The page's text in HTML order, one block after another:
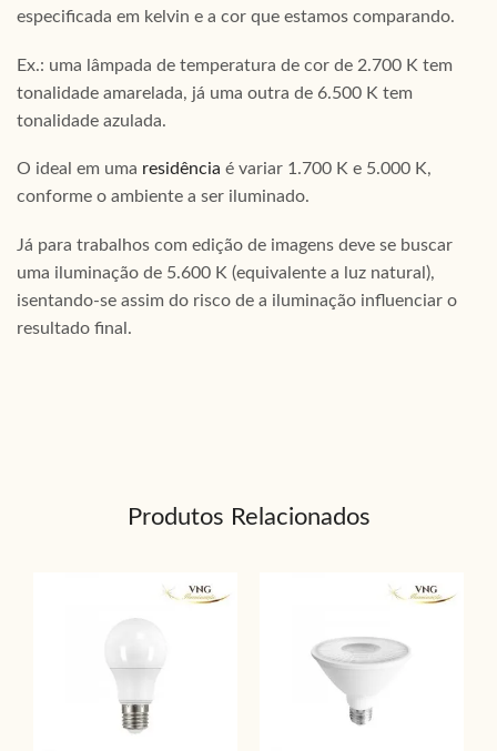
especificada em kelvin e a cor que estamos comparando.
Ex.: uma lâmpada de temperatura de cor de 2.700 K tem
tonalidade amarelada, já uma outra de 6.500 K tem
tonalidade azulada.
O ideal em uma residência é variar 1.700 K e 5.000 K,
conforme o ambiente a ser iluminado.
Já para trabalhos com edição de imagens deve se buscar
uma iluminação de 5.600 K (equivalente a luz natural),
isentando-se assim do risco de a iluminação influenciar o
resultado final.
Produtos Relacionados